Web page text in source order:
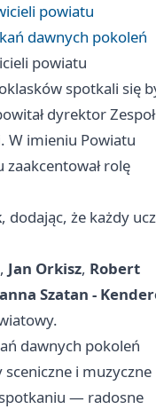
powiatu
dawnych pokoleń
powiatu
spotkali się
dyrektor
W imieniu Powiatu
rolę
, dodając, że każdy
, Jan Orkisz, Robert
Szatan -
dawnych pokoleń
i muzyczne
— radosne